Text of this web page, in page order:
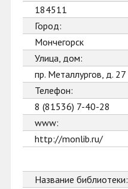
184511
Город:
Мончегорск
Улица, дом:
пр. Металлургов, д. 27
Телефон:
8 (81536) 7-40-28
www:
http://monlib.ru/
Название библиотеки: